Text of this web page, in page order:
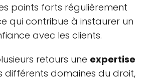
points forts régulièrement
qui contribue à instaurer un
avec les clients.
retours une expertise
différents domaines du droit,